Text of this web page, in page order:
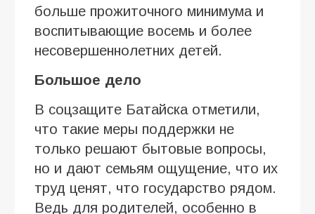
больше прожиточного минимума и
воспитывающие восемь и более
несовершеннолетних детей.
Большое дело
В соцзащите Батайска отметили,
что такие меры поддержки не
только решают бытовые вопросы,
но и дают семьям ощущение, что их
труд ценят, что государство рядом.
Ведь для родителей, особенно в